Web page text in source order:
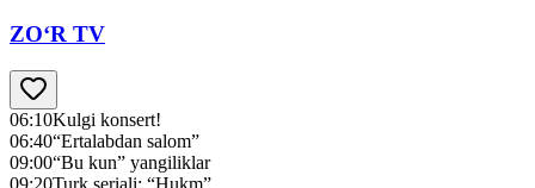
ZO‘R TV
06:10Kulgi konsert!
06:40“Ertalabdan salom”
09:00“Bu kun” yangiliklar
09:20Turk seriali: “Hukm”